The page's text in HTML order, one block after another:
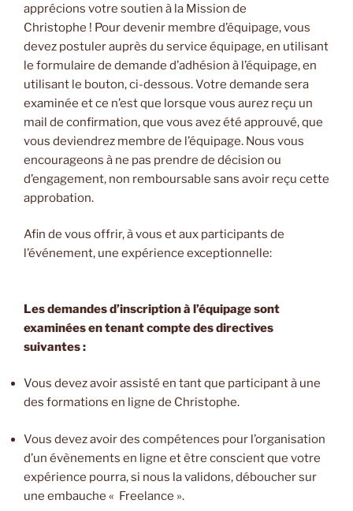
apprécions votre soutien à la Mission de
Christophe ! Pour devenir membre d’équipage, vous
devez postuler auprès du service équipage, en utilisant
le formulaire de demande d’adhésion à l’équipage, en
utilisant le bouton, ci-dessous. Votre demande sera
examinée et ce n’est que lorsque vous aurez reçu un
mail de confirmation, que vous avez été approuvé, que
vous deviendrez membre de l’équipage. Nous vous
encourageons à ne pas prendre de décision ou
d’engagement, non remboursable sans avoir reçu cette
approbation.
Afin de vous offrir, à vous et aux participants de
l’événement, une expérience exceptionnelle:
Les demandes d’inscription à l’équipage sont
examinées en tenant compte des directives
suivantes :
Vous devez avoir assisté en tant que participant à une
des formations en ligne de Christophe.
Vous devez avoir des compétences pour l’organisation
d’un évènements en ligne et être conscient que votre
expérience pourra, si nous la validons, déboucher sur
une embauche « Freelance ».